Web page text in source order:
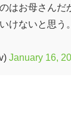
はお母さんだ
けないと思う。
January 16,